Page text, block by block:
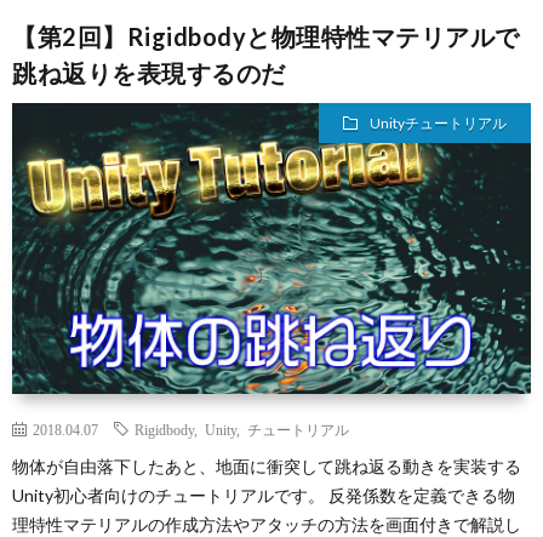
【第2回】Rigidbodyと物理特性マテリアルで
跳ね返りを表現するのだ
Unityチュートリアル
2018.04.07 Rigidbody, Unity, チュートリアル
物体が自由落下したあと、地面に衝突して跳ね返る動きを実装する
Unity初心者向けのチュートリアルです。 反発係数を定義できる物
理特性マテリアルの作成方法やアタッチの方法を画面付きで解説し